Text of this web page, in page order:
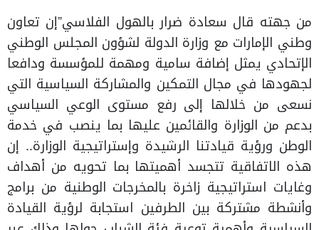
من جهته قال سعادة ضرار بالهول الفلاسي”إن تعاون
وطني الإمارات مع وزارة الدولة لشؤون المجلس الوطني
الإتحادي يمثل إضافة سامية ومهمة للمؤسسة ودافعا
لجهودها في مجال التمكين والمشاركة السياسية التي
نسعى من خلالها إلى رفع مستوى الوعي السياسي
بدعم من الوزارة والقائمين عليها بما ينصب في خدمة
الوطن ورؤية قيادتنا الرشيدة وإستراتيجية الوزارة.. إن
هذه الاتفاقية تتجسد أهميتها بما تحويه من أهداف
وغايات استراتيجية زاخرة بالمخرجات الوطنية من برامج
وأنشطة مشتركة بين الطرفين استجابة لرؤية القيادة